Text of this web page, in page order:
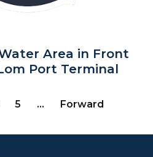
Area in Front
Port Terminal
5 … Forward